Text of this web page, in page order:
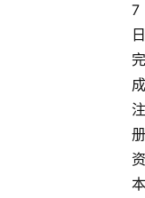
7
日
完
成
注
册
资
本